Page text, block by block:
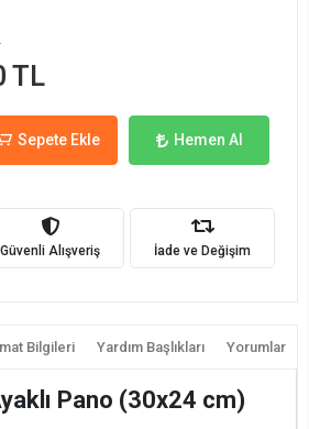
TL
Sepete Ekle Hemen Al
Güvenli Alışveriş İade ve Değişim
Bilgileri Yardım Başlıkları Yorumlar
Pano (30x24 cm)